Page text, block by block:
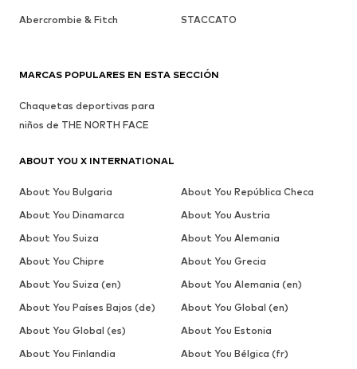
Abercrombie & Fitch
STACCATO
MARCAS POPULARES EN ESTA SECCIÓN
Chaquetas deportivas para
niños de THE NORTH FACE
ABOUT YOU X INTERNATIONAL
About You Bulgaria
About You República Checa
About You Dinamarca
About You Austria
About You Suiza
About You Alemania
About You Chipre
About You Grecia
About You Suiza (en)
About You Alemania (en)
About You Países Bajos (de)
About You Global (en)
About You Global (es)
About You Estonia
About You Finlandia
About You Bélgica (fr)